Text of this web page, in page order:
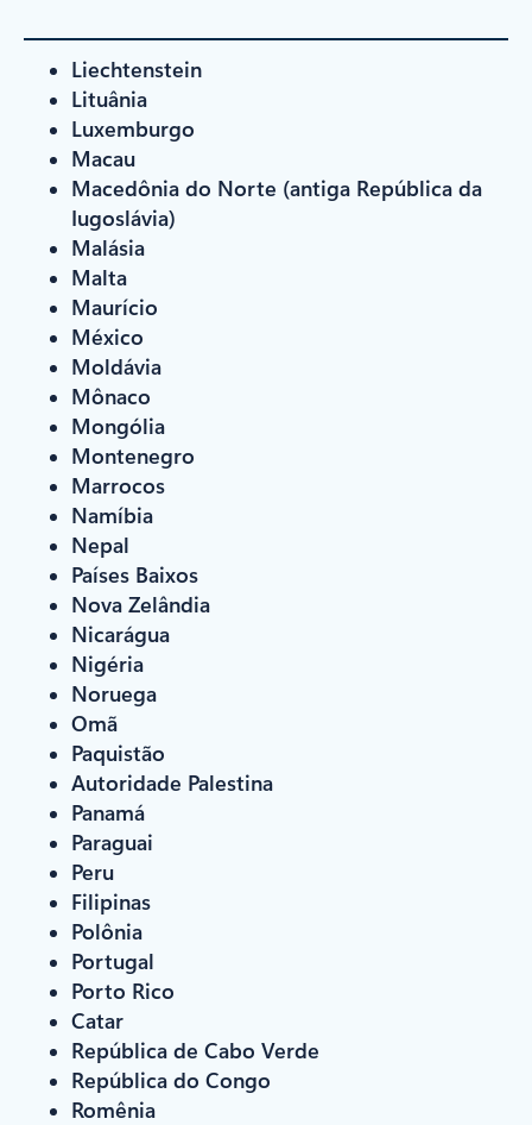
Liechtenstein
Lituânia
Luxemburgo
Macau
Macedônia do Norte (antiga República da
Iugoslávia)
Malásia
Malta
Maurício
México
Moldávia
Mônaco
Mongólia
Montenegro
Marrocos
Namíbia
Nepal
Países Baixos
Nova Zelândia
Nicarágua
Nigéria
Noruega
Omã
Paquistão
Autoridade Palestina
Panamá
Paraguai
Peru
Filipinas
Polônia
Portugal
Porto Rico
Catar
República de Cabo Verde
República do Congo
Romênia